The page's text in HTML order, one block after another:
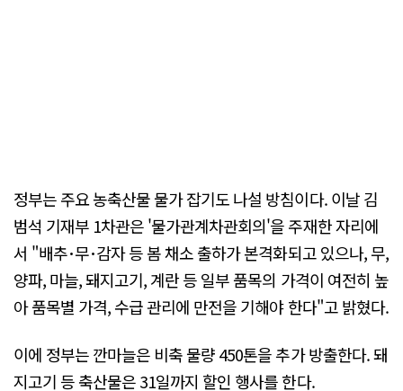
정부는 주요 농축산물 물가 잡기도 나설 방침이다. 이날 김
범석 기재부 1차관은 '물가관계차관회의'을 주재한 자리에
서 "배추･무･감자 등 봄 채소 출하가 본격화되고 있으나, 무,
양파, 마늘, 돼지고기, 계란 등 일부 품목의 가격이 여전히 높
아 품목별 가격, 수급 관리에 만전을 기해야 한다"고 밝혔다.
이에 정부는 깐마늘은 비축 물량 450톤을 추가 방출한다. 돼
지고기 등 축산물은 31일까지 할인 행사를 한다.